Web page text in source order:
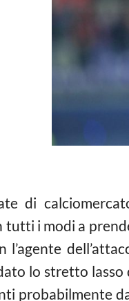
di
tutti i modi a
l’agente
lo stretto
probabilmente